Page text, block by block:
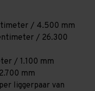
/ 4.500 mm
/ 26.300
/ 1.100 mm
mm
liggerpaar van